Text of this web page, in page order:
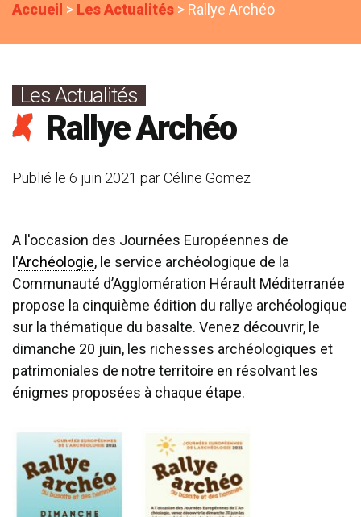
Accueil > Les Actualités > Rallye Archéo
Les Actualités
Rallye Archéo
Publié le 6 juin 2021 parCéline Gomez
A l'occasion des Journées Européennes de
l'Archéologie, le service archéologique de la
Communauté d’Agglomération Hérault Méditerranée
propose la cinquième édition du rallye archéologique
sur la thématique du basalte. Venez découvrir, le
dimanche 20 juin, les richesses archéologiques et
patrimoniales de notre territoire en résolvant les
énigmes proposées à chaque étape.